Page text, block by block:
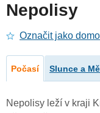
Nepolisy
Označit jako
Počasí Slunce a
Nepolisy leží v kraji